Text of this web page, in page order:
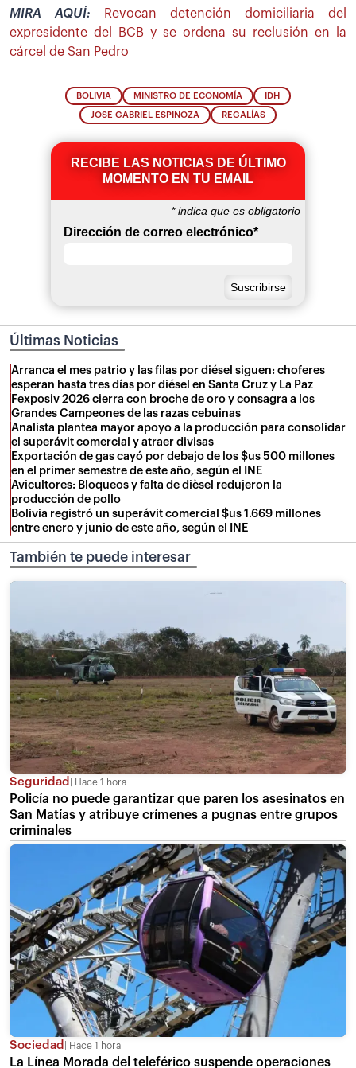
MIRA AQUÍ:
Revocan detención domiciliaria del
expresidente del BCB y se ordena su reclusión en la
cárcel de San Pedro
BOLIVIA MINISTRO DE ECONOMÍA IDH
JOSE GABRIEL ESPINOZA REGALÍAS
RECIBE LAS NOTICIAS DE ÚLTIMO
MOMENTO EN TU EMAIL
*indica que es obligatorio
Dirección de correo electrónico*
Últimas Noticias
Arranca el mes patrio y las filas por diésel siguen: choferes
esperan hasta tres días por diésel en Santa Cruz y La Paz
Fexposiv 2026 cierra con broche de oro y consagra a los
Grandes Campeones de las razas cebuinas
Analista plantea mayor apoyo a la producción para consolidar
el superávit comercial y atraer divisas
Exportación de gas cayó por debajo de los $us 500 millones
en el primer semestre de este año, según el INE
Avicultores: Bloqueos y falta de dièsel redujeron la
producción de pollo
Bolivia registró un superávit comercial $us 1.669 millones
entre enero y junio de este año, según el INE
También te puede interesar
Seguridad Hace 1 hora
Policía no puede garantizar que paren los asesinatos en
San Matías y atribuye crímenes a pugnas entre grupos
criminales
Sociedad Hace 1 hora
La Línea Morada del teleférico suspende operaciones